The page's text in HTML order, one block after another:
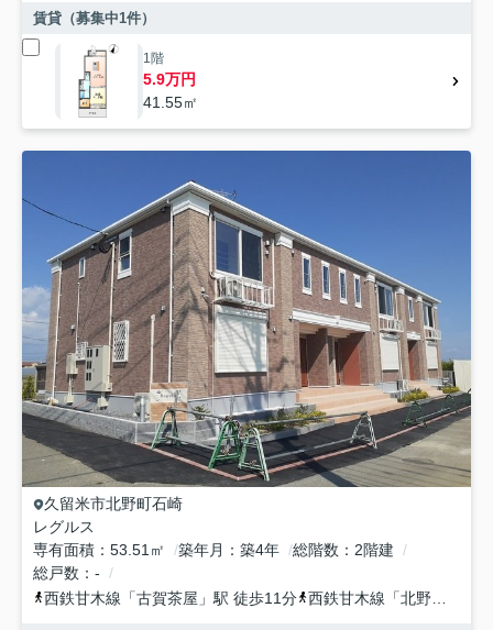
賃貸（募集中1件）
1階
5.9万円
41.55㎡
久留米市北野町石崎
レグルス
専有面積
53.51㎡ 築年月 築4年 総階数
2階建
総戸数
-
西鉄甘木線 「古賀茶屋 」駅 徒歩11分 西鉄甘木線 「北野」駅 徒